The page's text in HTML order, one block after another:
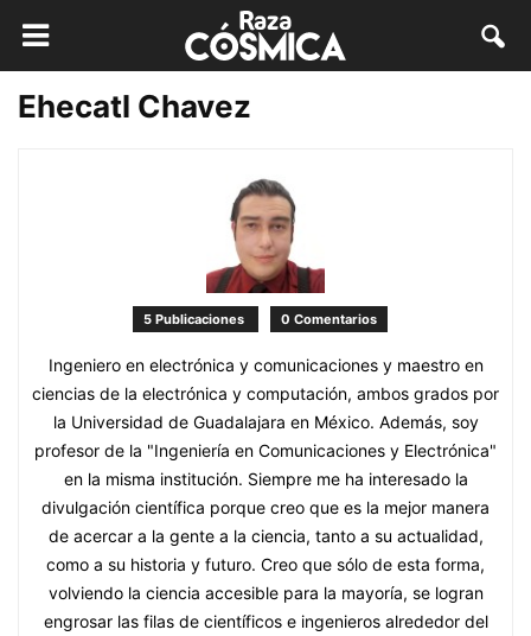
Ehecatl Chavez
5 Publicaciones 0 Comentarios
Ingeniero en electrónica y comunicaciones y maestro en
ciencias de la electrónica y computación, ambos grados por
la Universidad de Guadalajara en México. Además, soy
profesor de la "Ingeniería en Comunicaciones y Electrónica"
en la misma institución. Siempre me ha interesado la
divulgación científica porque creo que es la mejor manera
de acercar a la gente a la ciencia, tanto a su actualidad,
como a su historia y futuro. Creo que sólo de esta forma,
volviendo la ciencia accesible para la mayoría, se logran
engrosar las filas de científicos e ingenieros alrededor del